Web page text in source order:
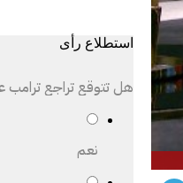
استطلاع رأى
هل تتوقع تراجع ترامب
نعم